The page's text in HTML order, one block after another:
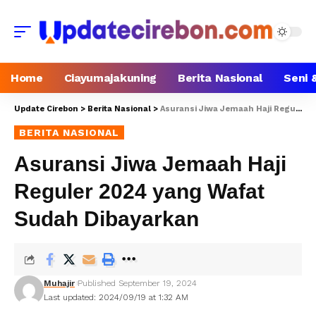
Home Ciayumajakuning Berita Nasional Seni
Update Cirebon > Berita Nasional > Asuransi Jiwa Jemaah Haji Reguler 2024 yang Wafat Sudah Dibayarkan
BERITA NASIONAL
Asuransi Jiwa Jemaah Haji
Reguler 2024 yang Wafat
Sudah Dibayarkan
Last updated: 2024/09/19 at 1:32 AM
Muhajir Published September 19, 2024